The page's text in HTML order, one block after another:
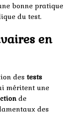
bonne pratique
du test.
en
des tests
méritent une
de
des